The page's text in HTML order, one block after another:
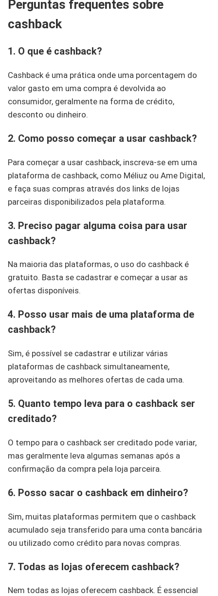
Perguntas frequentes sobre
cashback
1. O que é cashback?
Cashback é uma prática onde uma porcentagem do
valor gasto em uma compra é devolvida ao
consumidor, geralmente na forma de crédito,
desconto ou dinheiro.
2. Como posso começar a usar cashback?
Para começar a usar cashback, inscreva-se em uma
plataforma de cashback, como Méliuz ou Ame Digital,
e faça suas compras através dos links de lojas
parceiras disponibilizados pela plataforma.
3. Preciso pagar alguma coisa para usar
cashback?
Na maioria das plataformas, o uso do cashback é
gratuito. Basta se cadastrar e começar a usar as
ofertas disponíveis.
4. Posso usar mais de uma plataforma de
cashback?
Sim, é possível se cadastrar e utilizar várias
plataformas de cashback simultaneamente,
aproveitando as melhores ofertas de cada uma.
5. Quanto tempo leva para o cashback ser
creditado?
O tempo para o cashback ser creditado pode variar,
mas geralmente leva algumas semanas após a
confirmação da compra pela loja parceira.
6. Posso sacar o cashback em dinheiro?
Sim, muitas plataformas permitem que o cashback
acumulado seja transferido para uma conta bancária
ou utilizado como crédito para novas compras.
7. Todas as lojas oferecem cashback?
Nem todas as lojas oferecem cashback. É essencial